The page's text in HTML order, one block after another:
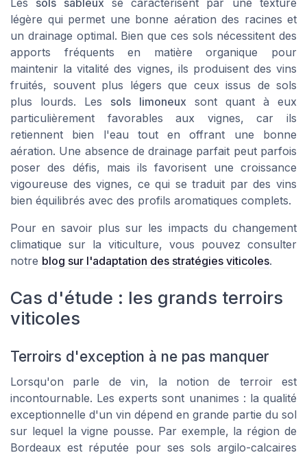
Les sols sableux se caractérisent par une texture
légère qui permet une bonne aération des racines et
un drainage optimal. Bien que ces sols nécessitent des
apports fréquents en matière organique pour
maintenir la vitalité des vignes, ils produisent des vins
fruités, souvent plus légers que ceux issus de sols
plus lourds. Les sols limoneux sont quant à eux
particulièrement favorables aux vignes, car ils
retiennent bien l'eau tout en offrant une bonne
aération. Une absence de drainage parfait peut parfois
poser des défis, mais ils favorisent une croissance
vigoureuse des vignes, ce qui se traduit par des vins
bien équilibrés avec des profils aromatiques complets.
Pour en savoir plus sur les impacts du changement
climatique sur la viticulture, vous pouvez consulter
notre blog sur l'adaptation des stratégies viticoles.
Cas d'étude : les grands terroirs
viticoles
Terroirs d'exception à ne pas manquer
Lorsqu'on parle de vin, la notion de terroir est
incontournable. Les experts sont unanimes : la qualité
exceptionnelle d'un vin dépend en grande partie du sol
sur lequel la vigne pousse. Par exemple, la région de
Bordeaux est réputée pour ses sols argilo-calcaires